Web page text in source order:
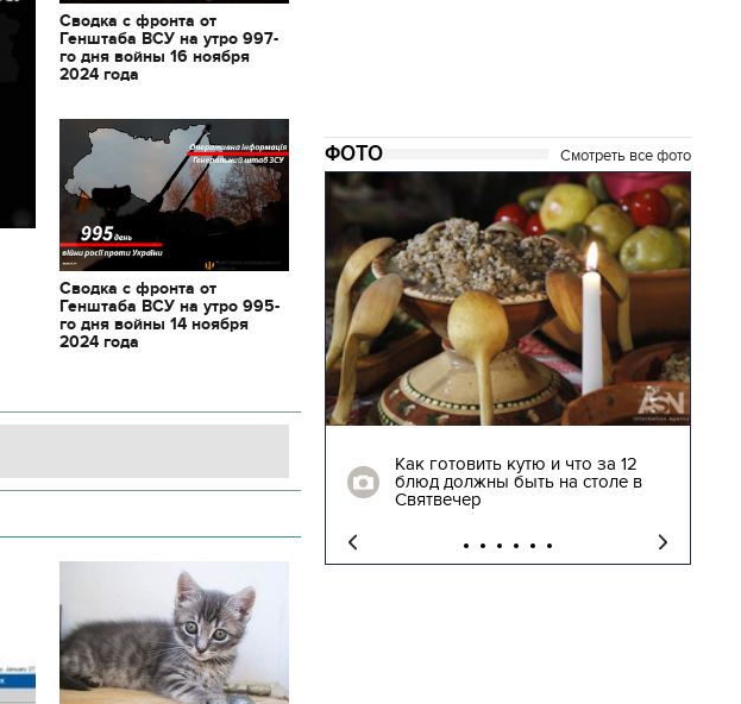
Сводка с фронта от
Генштаба ВСУ на утро 997-
го дня войны 16 ноября
2024 года
Сводка с фронта от
Генштаба ВСУ на утро 995-
го дня войны 14 ноября
2024 года
ФОТО Смотреть все фото
декорации к фильму
Как готовить кутю и что за 12
блюд должны быть на столе в
Святвечер